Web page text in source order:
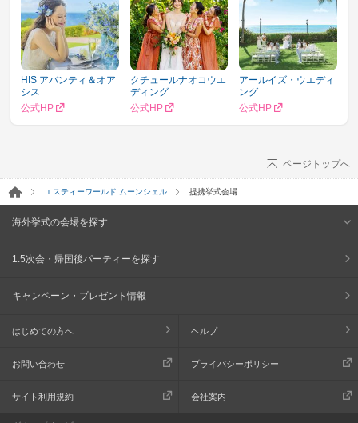
HIS アバンティ＆オア
シス
公式HP
クチュールナオコウエ
ディング
公式HP
アールイズ・ウエディ
ング
公式HP
ページトップへ
エスティーワールド ムーンシェル 提携挙式会場
海外挙式の会場を探す
1.5次会・帰国後パーティーを探す
キャンペーン・プレゼント情報
はじめての方へ ヘルプ
お問い合わせ プライバシーポリシー
サイト利用規約 会社案内